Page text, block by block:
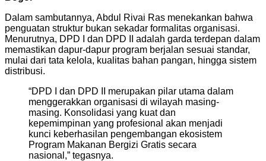
Dalam sambutannya, Abdul Rivai Ras menekankan bahwa
penguatan struktur bukan sekadar formalitas organisasi.
Menurutnya, DPD I dan DPD II adalah garda terdepan dalam
memastikan dapur-dapur program berjalan sesuai standar,
mulai dari tata kelola, kualitas bahan pangan, hingga sistem
distribusi.
“DPD I dan DPD II merupakan pilar utama dalam
menggerakkan organisasi di wilayah masing-
masing. Konsolidasi yang kuat dan
kepemimpinan yang profesional akan menjadi
kunci keberhasilan pengembangan ekosistem
Program Makanan Bergizi Gratis secara
nasional,” tegasnya.